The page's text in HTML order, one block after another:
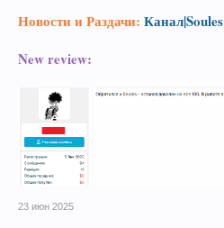
Новости и Раздачи: Канал|Soules
New review:
23 июн 2025